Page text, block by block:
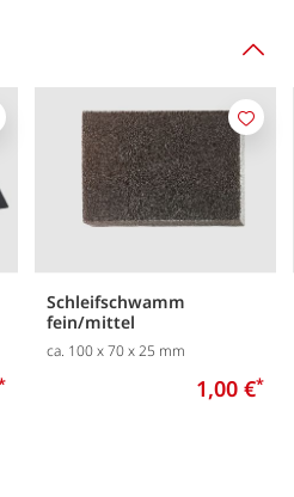
Schleifschwamm
fein/mittel
ca. 100 x 70 x 25 mm
1,00 €*